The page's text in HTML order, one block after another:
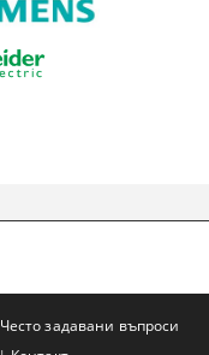
Често задавани въпроси